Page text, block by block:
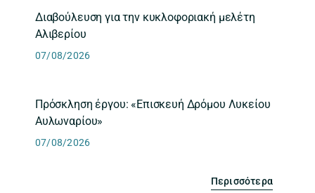
Διαβούλευση για την κυκλοφοριακή μελέτη
Αλιβερίου
07/08/2026
Πρόσκληση έργου: «Επισκευή Δρόμου Λυκείου
Αυλωναρίου»
07/08/2026
Περισσότερα